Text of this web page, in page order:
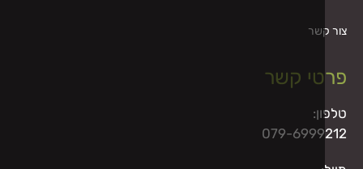
קשר
079-